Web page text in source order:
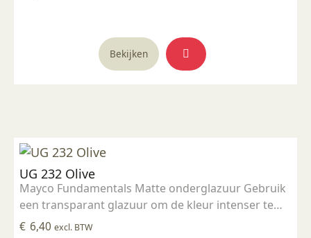
Bekijken
UG 232 Olive
Mayco Fundamentals Matte onderglazuur Gebruik
een transparant glazuur om de kleur intenser te
maken Geschikt voor gebruiksgoed mits er een
€ 6,40 excl. BTW